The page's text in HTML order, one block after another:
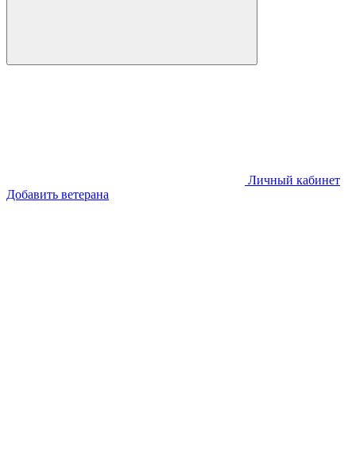
Личный кабинет
Добавить ветерана